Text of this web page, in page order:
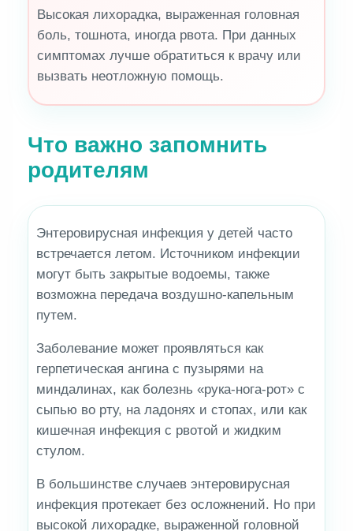
Высокая лихорадка, выраженная головная
боль, тошнота, иногда рвота. При данных
симптомах лучше обратиться к врачу или
вызвать неотложную помощь.
Что важно запомнить
родителям
Энтеровирусная инфекция у детей часто
встречается летом. Источником инфекции
могут быть закрытые водоемы, также
возможна передача воздушно-капельным
путем.
Заболевание может проявляться как
герпетическая ангина с пузырями на
миндалинах, как болезнь «рука-нога-рот» с
сыпью во рту, на ладонях и стопах, или как
кишечная инфекция с рвотой и жидким
стулом.
В большинстве случаев энтеровирусная
инфекция протекает без осложнений. Но при
высокой лихорадке, выраженной головной